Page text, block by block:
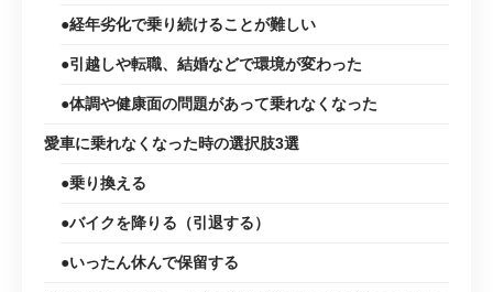
●経年劣化で乗り続けることが難しい
●引越しや転職、結婚などで環境が変わった
●体調や健康面の問題があって乗れなくなった
愛車に乗れなくなった時の選択肢3選
●乗り換える
●バイクを降りる（引退する）
●いったん休んで保留する